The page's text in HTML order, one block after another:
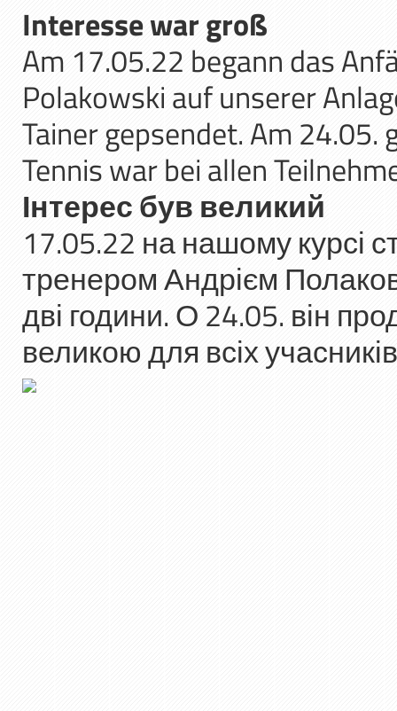
Interesse war groß
Am 17.05.22 begann das
Polakowski auf unserer
Tainer gepsendet. Am
Tennis war bei allen
Інтерес був великий
17.05.22 на нашому курсі
тренером Андрієм
дві години. О 24.05. він
великою для всіх